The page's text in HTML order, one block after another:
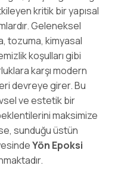
kritik bir yapısal
Geleneksel
tozuma, kimyasal
koşulları gibi
karşı modern
devreye girer. Bu
ve estetik bir
maksimize
sunduğu üstün
Yön Epoksi